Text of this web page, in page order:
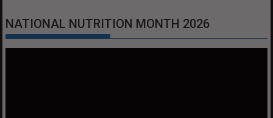
NATIONAL NUTRITION MONTH 2026